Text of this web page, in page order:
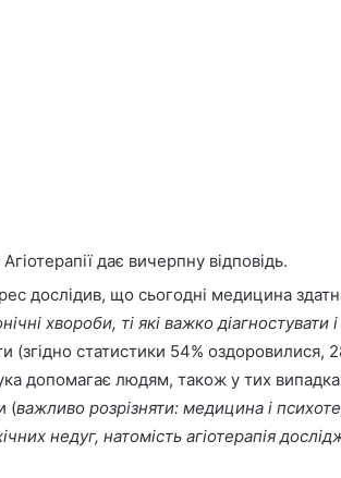
дає вичерпну відповідь.
дослідив, що сьогодні медицина
хвороби, ті які важко діагностувати
(згідно статистики 54% оздоровилися,
допомагає людям, також у тих
(важливо розрізняти: медицина і
недуг, натомість агіотерапія